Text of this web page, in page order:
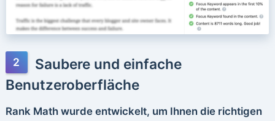
Saubere und einfache
Benutzeroberfläche
Rank Math wurde entwickelt, um Ihnen die richtigen